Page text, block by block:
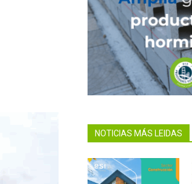
NOTICIAS MÁS LEIDAS